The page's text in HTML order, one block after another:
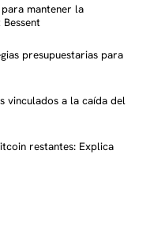
mantener la
presupuestarias para
vinculados a la caída del
restantes: Explica